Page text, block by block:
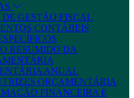
GESTÃO FISCAL
CONTÁBEIS
RESUMIDO DA
ANUAL
ORÇAMENTÁRIA
FINANCEIRA E